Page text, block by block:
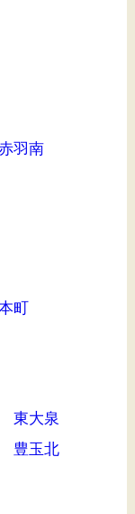
羽南
町
東大泉
豊玉北